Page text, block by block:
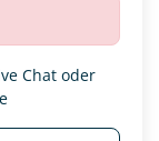
Chat oder